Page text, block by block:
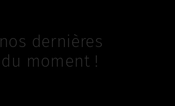
dernières
du moment !